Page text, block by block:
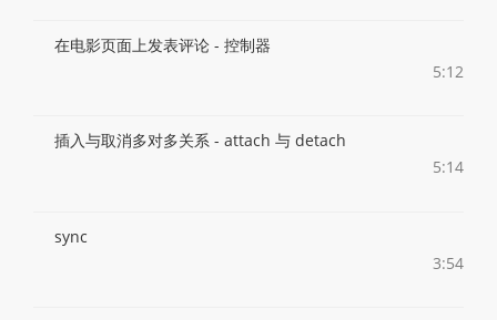
在电影页面上发表评论 - 控制器
5:12
插入与取消多对多关系 - attach 与 detach
5:14
sync
3:54